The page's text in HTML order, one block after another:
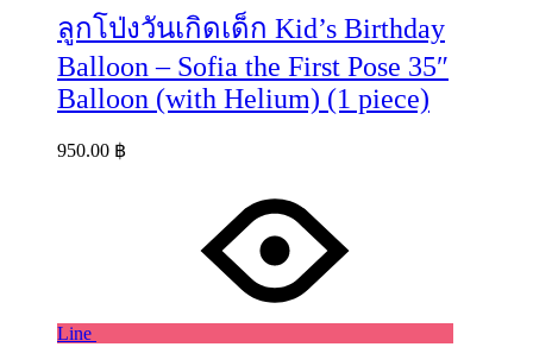
ลูกโป่งวันเกิดเด็ก Kid’s Birthday
Balloon – Sofia the First Pose 35″
Balloon (with Helium) (1 piece)
950.00 ฿
Line